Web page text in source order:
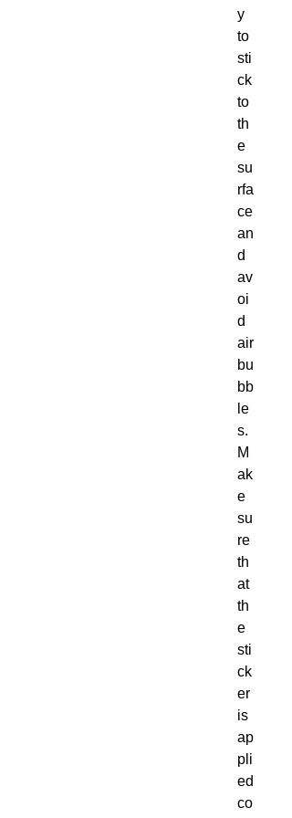
y
to
sti
ck
to
th
e
su
rfa
ce
an
d
av
oi
d
air
bu
bb
le
s.
M
ak
e
su
re
th
at
th
e
sti
ck
er
is
ap
pli
ed
co